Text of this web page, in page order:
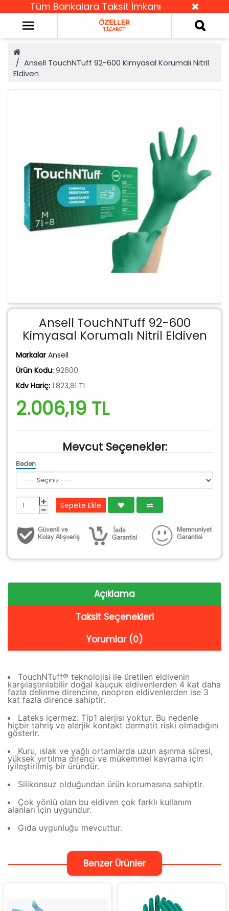
Tüm Bankalara Taksit İmkanı
Ansell TouchNTuff 92-600 Kimyasal Korumalı Nitril
Eldiven
Ansell TouchNTuff 92-600
Kimyasal Korumalı Nitril Eldiven
Markalar Ansell
Ürün Kodu: 92600
Kdv Hariç: 1.823,81 TL
2.006,19 TL
Mevcut Seçenekler:
Beden
Sepete Ekle
Açıklama
Taksit Seçenekleri
Yorumlar (0)
TouchNTuff® teknolojisi ile üretilen eldivenin
karşılaştırılabilir doğal kauçuk eldivenlerden 4 kat daha
fazla delinme direncine, neopren eldivenlerden ise 3
kat fazla dirence sahiptir.
Lateks içermez: Tip1 alerjisi yoktur. Bu nedenle
hiçbir tahriş ve alerjik kontakt dermatit riski olmadığını
gösterir.
Kuru, ıslak ve yağlı ortamlarda uzun aşınma süresi,
yüksek yırtılma direnci ve mükemmel kavrama için
iyileştirilmiş bir üründür.
Silikonsuz olduğundan ürün korumasına sahiptir.
Çok yönlü olan bu eldiven çok farklı kullanım
alanları için uygundur.
Gıda uygunluğu mevcuttur.
Benzer Ürünler